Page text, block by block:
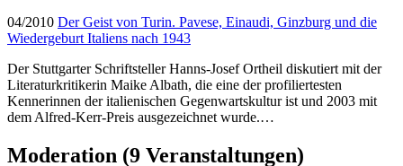
04/2010 Der Geist von Turin. Pavese, Einaudi, Ginzburg und die
Wiedergeburt Italiens nach 1943
Der Stuttgarter Schriftsteller Hanns-Josef Ortheil diskutiert mit der
Literaturkritikerin Maike Albath, die eine der profiliertesten
Kennerinnen der italienischen Gegenwartskultur ist und 2003 mit
dem Alfred-Kerr-Preis ausgezeichnet wurde.…
Moderation (9 Veranstaltungen)